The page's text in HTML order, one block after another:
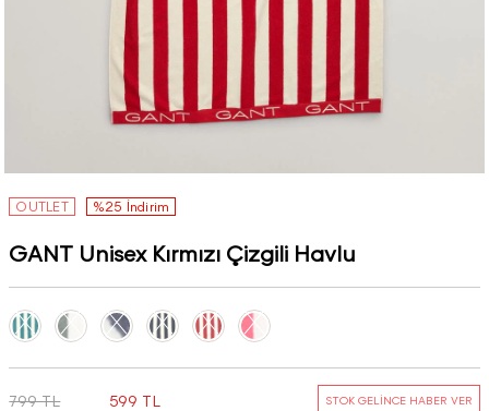
OUTLET %25 İndirim
GANT Unisex Kırmızı Çizgili Havlu
799 TL 599 TL STOK GELİNCE HABER VER